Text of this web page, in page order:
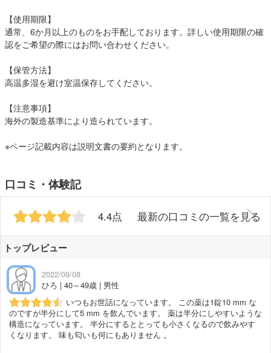
【使用期限】
通常、6か月以上のものをお手配しております。詳しい使用期限の確
認をご希望の際にはお問い合わせください。
【保管方法】
高温多湿を避け室温保存してください。
【注意事項】
海外の製造基準により造られています。
※ページ記載内容は説明文書の要約となります。
口コミ・体験記
4.4点 最新の口コミの一覧を見る
トップレビュー
2022/09/08
ひろ | 40～49歳 | 男性
いつもお世話になっています。 この薬は1錠10 mm な
のですが半分にして5 mm を飲んでいます。 薬は半分にしやすいような
構造になっています。 半分にするととっても小さくなるので飲みやす
くなります。 味も匂いも何にもありません 。